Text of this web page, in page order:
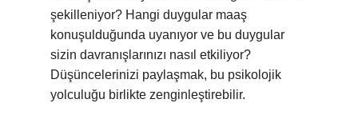
şekilleniyor? Hangi duygular maaş
konuşulduğunda uyanıyor ve bu duygular
sizin davranışlarınızı nasıl etkiliyor?
Düşüncelerinizi paylaşmak, bu psikolojik
yolculuğu birlikte zenginleştirebilir.